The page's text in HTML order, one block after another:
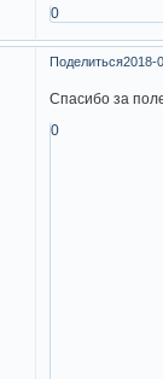
0
Поделиться2018-
Спасибо за
0